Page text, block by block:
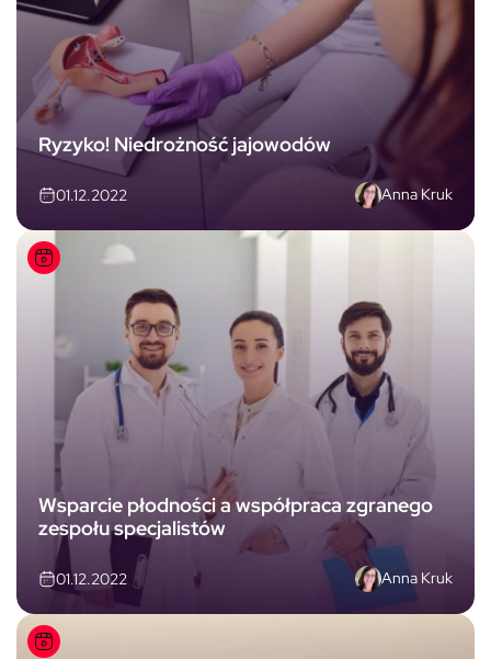
Ryzyko! Niedrożność jajowodów
01.12.2022 Anna Kruk
Wsparcie płodności a współpraca zgranego
zespołu specjalistów
01.12.2022 Anna Kruk